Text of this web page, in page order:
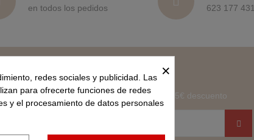
en todos los pedidos 623 177 431
Newsletter
Suscríbete a la newsletter y obtén 15€ descuento
×
redes sociales y publicidad. Las
para ofrecerte funciones de redes
y el procesamiento de datos personales